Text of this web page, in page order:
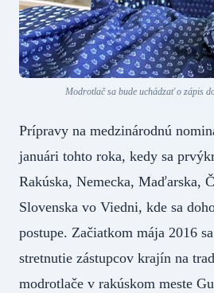
Modrotlač sa bude uchádzať o zápis
Prípravy na medzinárodnú
januári tohto roka, kedy sa
Rakúska, Nemecka, Maďarska,
Slovenska vo Viedni, kde sa
postupe. Začiatkom mája 2016
stretnutie zástupcov krajín na
modrotlače v rakúskom meste